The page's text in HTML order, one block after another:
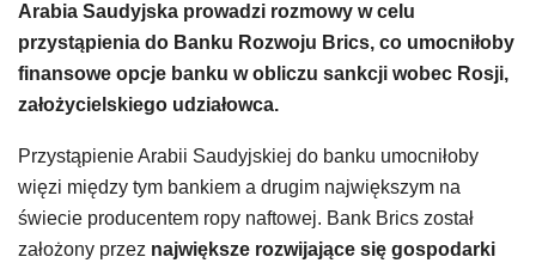
Arabia Saudyjska prowadzi rozmowy w celu
przystąpienia do Banku Rozwoju Brics, co umocniłoby
finansowe opcje banku w obliczu sankcji wobec Rosji,
założycielskiego udziałowca.
Przystąpienie Arabii Saudyjskiej do banku umocniłoby
więzi między tym bankiem a drugim największym na
świecie producentem ropy naftowej. Bank Brics został
założony przez największe rozwijające się gospodarki